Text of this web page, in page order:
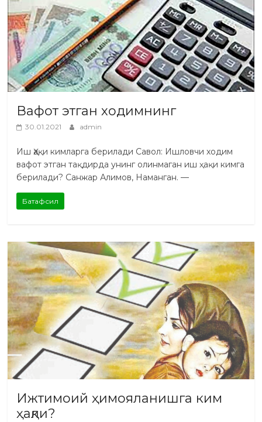
Вафот этган ходимнинг
30.01.2021 admin
Иш Ҳақи кимларга берилади Савол: Ишловчи ходим
вафот этган тақдирда унинг олинмаган иш ҳақи кимга
берилади? Санжар Алимов, Наманган. —
Батафсил
Ижтимоий ҳимояланишга ким
ҳақли?